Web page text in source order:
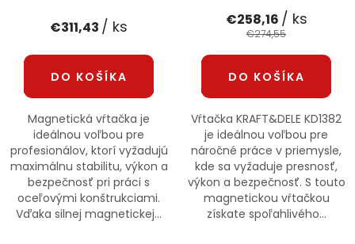
€311,43 / ks
DO KOŠÍKA
Magnetická vŕtačka je
ideálnou voľbou pre
profesionálov, ktorí vyžadujú
maximálnu stabilitu, výkon a
bezpečnosť pri práci s
oceľovými konštrukciami.
Vďaka silnej magnetickej...
€258,16 / ks
€274,55
DO KOŠÍKA
Vŕtačka KRAFT&DELE KD1382
je ideálnou voľbou pre
náročné práce v priemysle,
kde sa vyžaduje presnosť,
výkon a bezpečnosť. S touto
magnetickou vŕtačkou
získate spoľahlivého...